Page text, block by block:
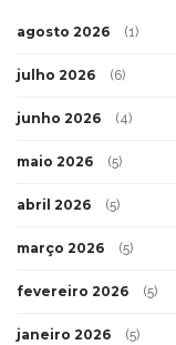
agosto 2026 (1)
julho 2026 (6)
junho 2026 (4)
maio 2026 (5)
abril 2026 (5)
março 2026 (5)
fevereiro 2026 (5)
janeiro 2026 (5)